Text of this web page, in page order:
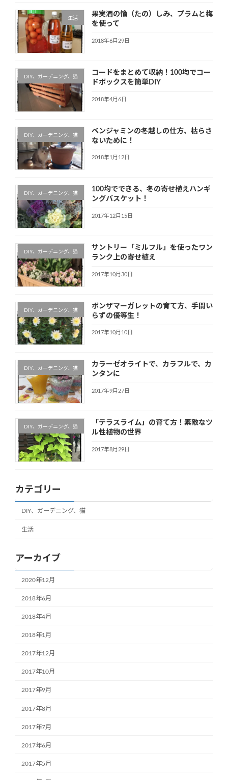
生活
果実酒の愉（たの）しみ、プラムと梅
を使って
2018年6月29日
DIY、ガーデニング、猫
コードをまとめて収納！100均でコー
ドボックスを簡単DIY
2018年4月6日
DIY、ガーデニング、猫
ベンジャミンの冬越しの仕方、枯らさ
ないために！
2018年1月12日
DIY、ガーデニング、猫
100均でできる、冬の寄せ植えハンギ
ングバスケット！
2017年12月15日
DIY、ガーデニング、猫
サントリー「ミルフル」を使ったワン
ランク上の寄せ植え
2017年10月30日
DIY、ガーデニング、猫
ボンザマーガレットの育て方、手間い
らずの優等生！
2017年10月10日
DIY、ガーデニング、猫
カラーゼオライトで、カラフルで、カ
ンタンに
2017年9月27日
DIY、ガーデニング、猫
「テラスライム」の育て方！素敵なツ
ル性植物の世界
2017年8月29日
カテゴリー
DIY、ガーデニング、猫
生活
アーカイブ
2020年12月
2018年6月
2018年4月
2018年1月
2017年12月
2017年10月
2017年9月
2017年8月
2017年7月
2017年6月
2017年5月